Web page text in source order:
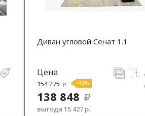
Диван угловой Сенат 1.1
Цена
154 275 -10%
138 848
выгода 15 427 р.